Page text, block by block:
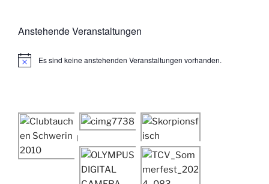
Anstehende Veranstaltungen
H
i
s
Es sind keine anstehenden Veranstaltungen vorhanden.